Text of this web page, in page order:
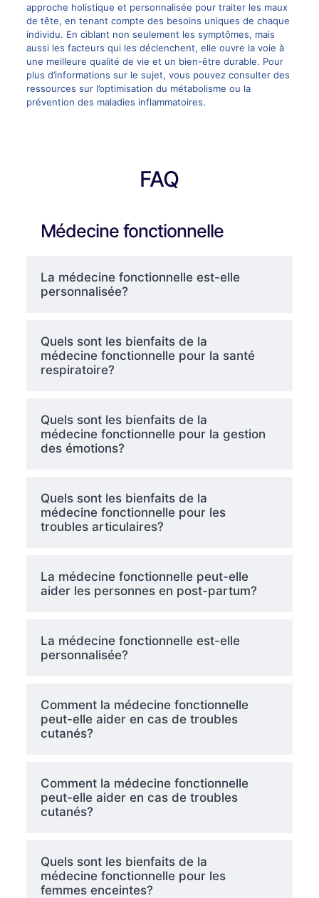
approche holistique et personnalisée pour traiter les maux
de tête, en tenant compte des besoins uniques de chaque
individu. En ciblant non seulement les symptômes, mais
aussi les facteurs qui les déclenchent, elle ouvre la voie à
une meilleure qualité de vie et un bien-être durable. Pour
plus d’informations sur le sujet, vous pouvez consulter des
ressources sur l’optimisation du métabolisme ou la
prévention des maladies inflammatoires.
FAQ
Médecine fonctionnelle
La médecine fonctionnelle est-elle
personnalisée?
Quels sont les bienfaits de la
médecine fonctionnelle pour la santé
respiratoire?
Quels sont les bienfaits de la
médecine fonctionnelle pour la gestion
des émotions?
Quels sont les bienfaits de la
médecine fonctionnelle pour les
troubles articulaires?
La médecine fonctionnelle peut-elle
aider les personnes en post-partum?
La médecine fonctionnelle est-elle
personnalisée?
Comment la médecine fonctionnelle
peut-elle aider en cas de troubles
cutanés?
Comment la médecine fonctionnelle
peut-elle aider en cas de troubles
cutanés?
Quels sont les bienfaits de la
médecine fonctionnelle pour les
femmes enceintes?